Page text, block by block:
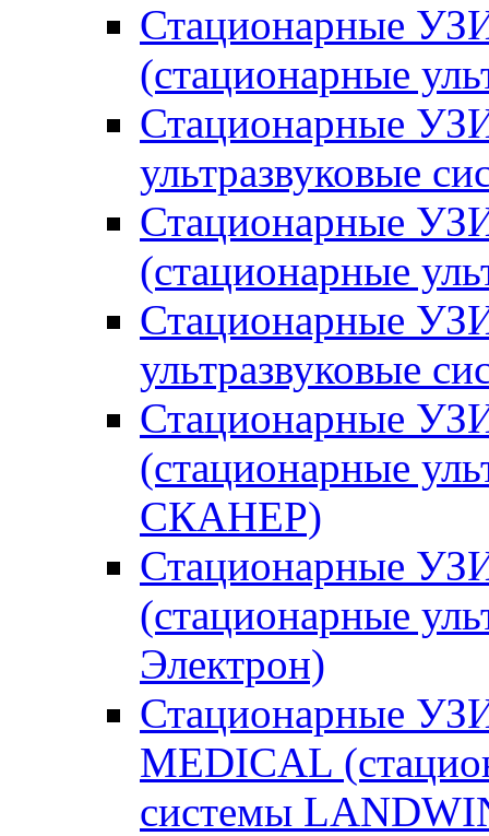
Стационарные
(стационарные
Стационарные
ультразвуковые
Стационарные
(стационарные
Стационарные
ультразвуковые
Стационарные
(стационарные
СКАНЕР)
Стационарные
(стационарные
Электрон)
Стационарные
MEDICAL
системы